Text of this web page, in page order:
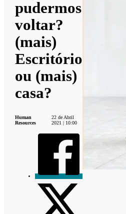
pudermos
voltar?
(mais)
Escritório
ou (mais)
casa?
Human
Resources
22 de Abril
2021 | 10:00